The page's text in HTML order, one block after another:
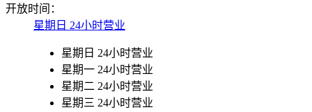
开放时间：
星期日 24小时营业
星期日 24小时营业
星期一 24小时营业
星期二 24小时营业
星期三 24小时营业